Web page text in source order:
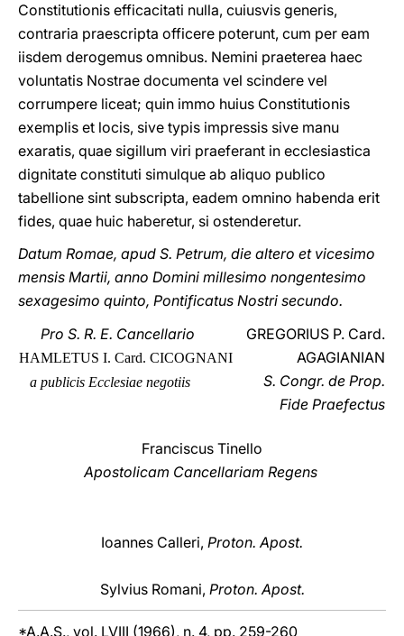
Constitutionis efficacitati nulla, cuiusvis generis,
contraria praescripta officere poterunt, cum per eam
iisdem derogemus omnibus. Nemini praeterea haec
voluntatis Nostrae documenta vel scindere vel
corrumpere liceat; quin immo huius Constitutionis
exemplis et locis, sive typis impressis sive manu
exaratis, quae sigillum viri praeferant in ecclesiastica
dignitate constituti simulque ab aliquo publico
tabellione sint subscripta, eadem omnino habenda erit
fides, quae huic haberetur, si ostenderetur.
Datum Romae, apud S. Petrum, die altero et vicesimo
mensis Martii, anno Domini millesimo nongentesimo
sexagesimo quinto, Pontificatus Nostri secundo.
Pro S. R. E. Cancellario
HAMLETUS I. Card. CICOGNANI
a publicis Ecclesiae negotiis
GREGORIUS P. Card.
AGAGIANIAN
S. Congr. de Prop.
Fide Praefectus
Franciscus Tinello
Apostolicam Cancellariam Regens
Ioannes Calleri, Proton. Apost.
Sylvius Romani, Proton. Apost.
*A.A.S., vol. LVIII (1966), n. 4, pp. 259-260